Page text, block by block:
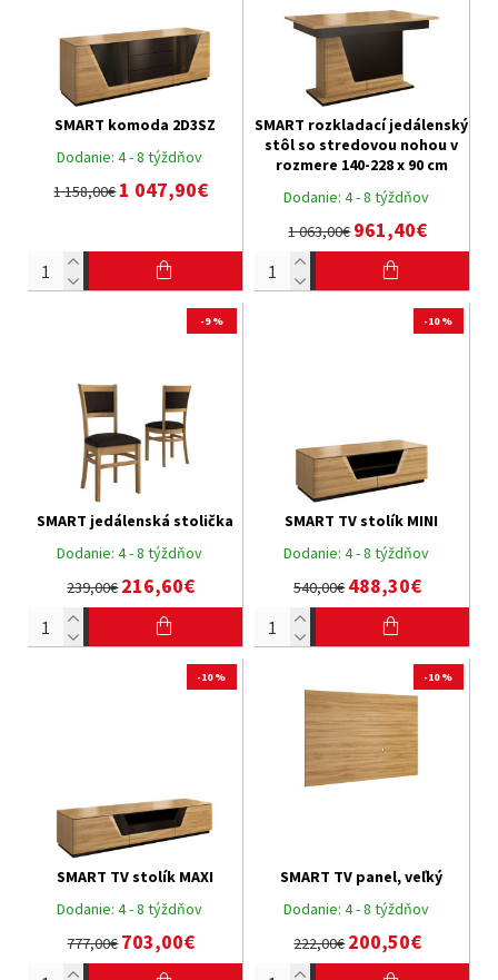
Dodanie: 4 - 8 týždňov
SMART komoda 2D3SZ
1 158,00€1 047,90€ Dodanie: 4 - 8 týždňov
SMART rozkladací jedálenský
stôl so stredovou nohou v
rozmere 140-228 x 90 cm
1 063,00€961,40€
-9 %
Dodanie: 4 - 8 týždňov
SMART jedálenská stolička
239,00€216,60€
-10 %
Dodanie: 4 - 8 týždňov
SMART TV stolík MINI
540,00€488,30€
-10 %
Dodanie: 4 - 8 týždňov
SMART TV stolík MAXI
777,00€703,00€
-10 %
Dodanie: 4 - 8 týždňov
SMART TV panel, veľký
222,00€200,50€